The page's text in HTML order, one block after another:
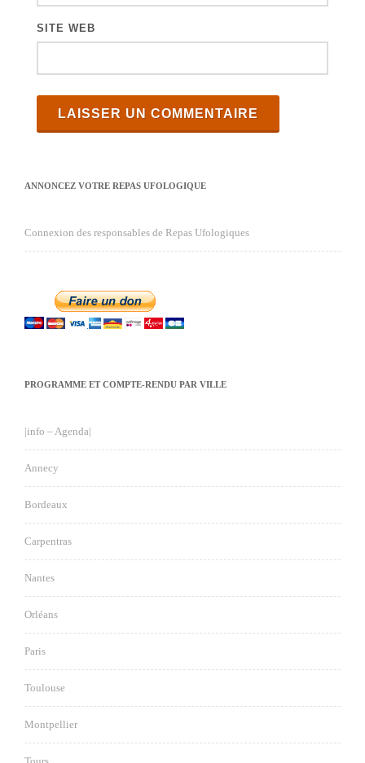
SITE WEB
ANNONCEZ VOTRE REPAS UFOLOGIQUE
Connexion des responsables de Repas Ufologiques
PROGRAMME ET COMPTE-RENDU PAR VILLE
|info – Agenda|
Annecy
Bordeaux
Carpentras
Nantes
Orléans
Paris
Toulouse
Montpellier